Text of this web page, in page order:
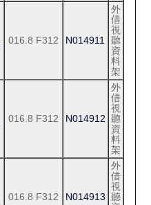
016.8 F312 N014911
外
借
視
聽
資
料
架
016.8 F312 N014912
外
借
視
聽
資
料
架
016.8 F312 N014913
外
借
視
聽